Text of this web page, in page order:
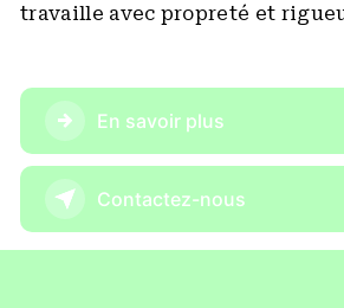
travaille avec propreté et
En savoir plus
Contactez-nous